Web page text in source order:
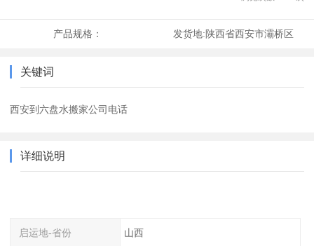
产品规格： 发货地:陕西省西安市灞桥区
关键词
西安到六盘水搬家公司电话
详细说明
启运地-省份 山西